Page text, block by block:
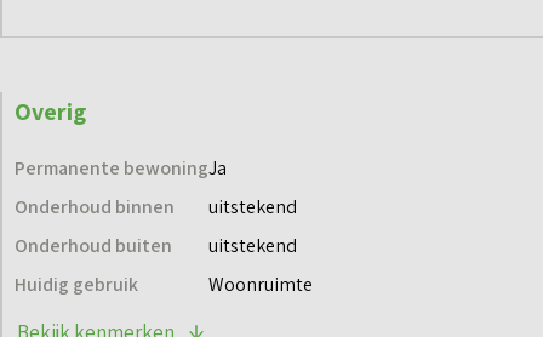
Overig
Permanente bewoningJa
Onderhoud binnen
uitstekend
Onderhoud buiten
uitstekend
Huidig gebruik
Woonruimte